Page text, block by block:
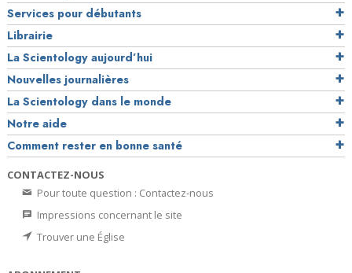
Services pour débutants
Librairie
La Scientology aujourd’hui
Nouvelles journalières
La Scientology dans le monde
Notre aide
Comment rester en bonne santé
CONTACTEZ-NOUS
Pour toute question : Contactez-nous
Impressions concernant le site
Trouver une Église